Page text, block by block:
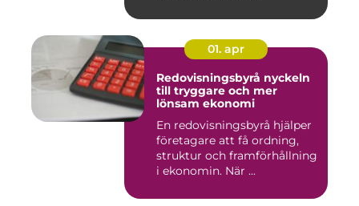
01. apr
Redovisningsbyrå nyckeln
till tryggare och mer
lönsam ekonomi
En redovisningsbyrå hjälper
företagare att få ordning,
struktur och framförhållning
i ekonomin. När ...